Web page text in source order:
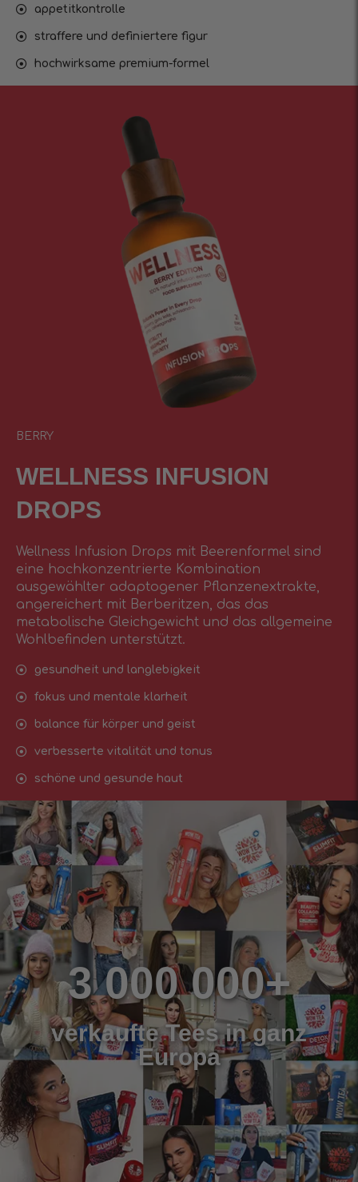
appetitkontrolle
straffere und definiertere figur
hochwirksame premium-formel
BERRY
WELLNESS INFUSIОN
DROPS
Wellness Infusion Drops mit Beerenformel sind
eine hochkonzentrierte Kombination
ausgewählter adaptogener Pflanzenextrakte,
angereichert mit Berberitzen, das das
metabolische Gleichgewicht und das allgemeine
Wohlbefinden unterstützt.
gesundheit und langlebigkeit
fokus und mentale klarheit
balance für körper und geist
verbesserte vitalität und tonus
schöne und gesunde haut
3 000 000+
verkaufte Tees in ganz
Europa